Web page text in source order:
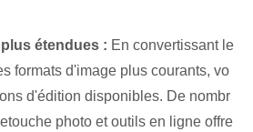
étendues⁤ : En convertissant le
formats d'image plus courants, vo
d'édition disponibles. De nombr
photo et outils en ligne offre